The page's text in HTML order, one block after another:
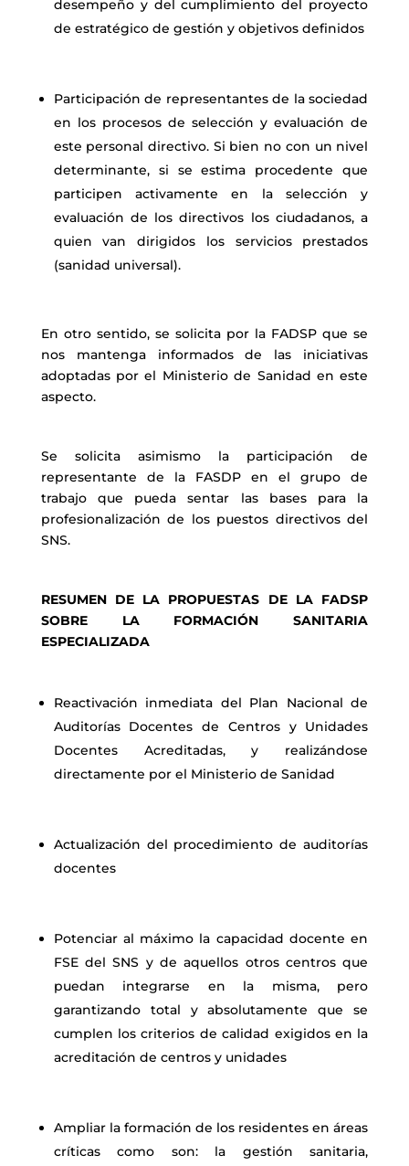
desempeño y del cumplimiento del proyecto
de estratégico de gestión y objetivos definidos
Participación de representantes de la sociedad
en los procesos de selección y evaluación de
este personal directivo. Si bien no con un nivel
determinante, si se estima procedente que
participen activamente en la selección y
evaluación de los directivos los ciudadanos, a
quien van dirigidos los servicios prestados
(sanidad universal).
En otro sentido, se solicita por la FADSP que se
nos mantenga informados de las iniciativas
adoptadas por el Ministerio de Sanidad en este
aspecto.
Se solicita asimismo la participación de
representante de la FASDP en el grupo de
trabajo que pueda sentar las bases para la
profesionalización de los puestos directivos del
SNS.
RESUMEN DE LA PROPUESTAS DE LA FADSP
SOBRE LA FORMACIÓN SANITARIA
ESPECIALIZADA
Reactivación inmediata del Plan Nacional de
Auditorías Docentes de Centros y Unidades
Docentes Acreditadas, y realizándose
directamente por el Ministerio de Sanidad
Actualización del procedimiento de auditorías
docentes
Potenciar al máximo la capacidad docente en
FSE del SNS y de aquellos otros centros que
puedan integrarse en la misma, pero
garantizando total y absolutamente que se
cumplen los criterios de calidad exigidos en la
acreditación de centros y unidades
Ampliar la formación de los residentes en áreas
críticas como son: la gestión sanitaria,